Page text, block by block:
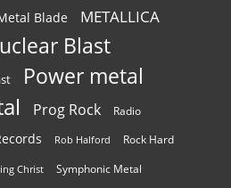
Blade METALLICA
Blast
Power metal
Prog Rock Radio
Rob Halford Rock Hard
Christ Symphonic Metal